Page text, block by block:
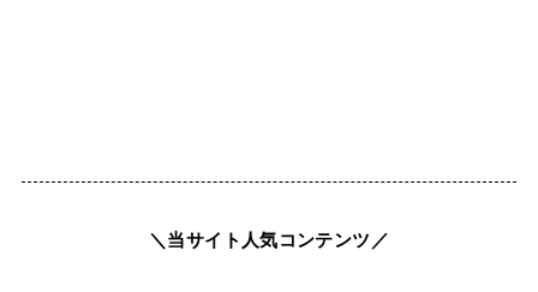
＼当サイト人気コンテンツ／